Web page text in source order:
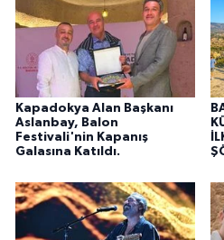
Kapadokya Alan Başkanı
Aslanbay, Balon
Festivali'nin Kapanış
Galasına Katıldı.